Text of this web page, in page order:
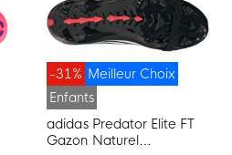
Meilleur Choix
-31%
Enfants
adidas Predator Elite FT
Gazon Naturel